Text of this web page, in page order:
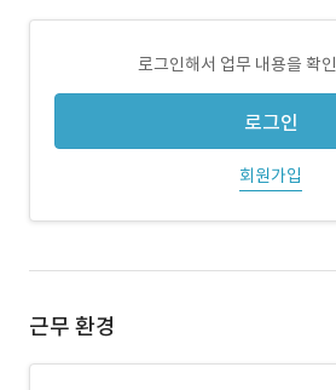
로그인해서 업무 내용을 확
로그인
회원가입
근무 환경